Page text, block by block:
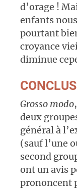
d’orage !
enfants
pourtant
croyance
diminue
Grosso modo
deux
général à
(sauf l’une
second
ont un avis
prononcent